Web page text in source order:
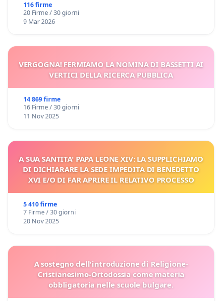
116 firme
20 Firme / 30 giorni
9 Mar 2026
VERGOGNA! FERMIAMO LA NOMINA DI BASSETTI AI
VERTICI DELLA RICERCA PUBBLICA
14 869 firme
16 Firme / 30 giorni
11 Nov 2025
A SUA SANTITA' PAPA LEONE XIV: LA SUPPLICHIAMO
DI DICHIARARE LA SEDE IMPEDITA DI BENEDETTO
XVI E/O DI FAR APRIRE IL RELATIVO PROCESSO
5 410 firme
7 Firme / 30 giorni
20 Nov 2025
A sostegno dell'introduzione di Religione-
Cristianesimo-Ortodossia come materia
obbligatoria nelle scuole bulgare.